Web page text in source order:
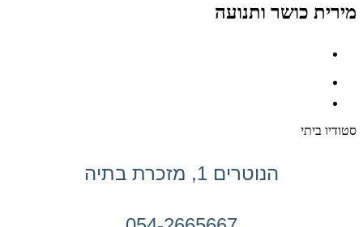
מירית כושר ותנועה
סטודיו ביתי
הנוטרים 1, מזכרת בתיה